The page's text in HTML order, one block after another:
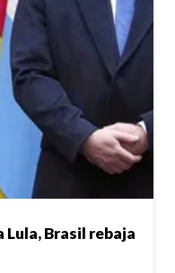
Lula, Brasil rebaja